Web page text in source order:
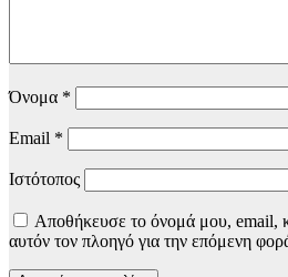
Όνομα *
Email *
Ιστότοπος
Αποθήκευσε το όνομά μου, email,
αυτόν τον πλοηγό για την επόμενη